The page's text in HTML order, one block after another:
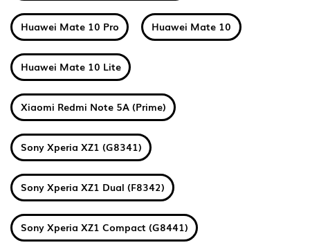
Huawei Mate 10 Pro Huawei Mate 10
Huawei Mate 10 Lite
Xiaomi Redmi Note 5A (Prime)
Sony Xperia XZ1 (G8341)
Sony Xperia XZ1 Dual (F8342)
Sony Xperia XZ1 Compact (G8441)